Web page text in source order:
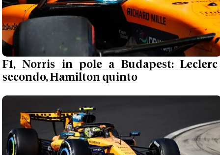
F1, Norris in pole a Budapest: Leclerc
secondo, Hamilton quinto